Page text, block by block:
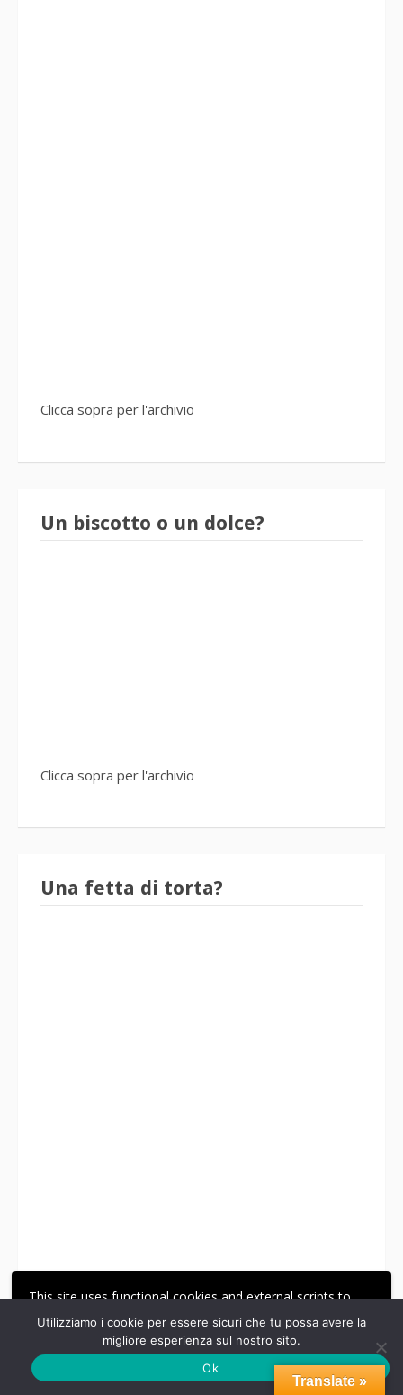
This site uses functional cookies and external scripts to
improve your experience.
LE MIE IMPOSTAZIONI
ACCETTA
Clicca sopra per l'archivio
Un biscotto o un dolce?
Clicca sopra per l'archivio
Una fetta di torta?
Clicca sopra per l'archivio
Translate »
Utilizziamo i cookie per essere sicuri che tu possa avere la
migliore esperienza sul nostro sito.
Ok